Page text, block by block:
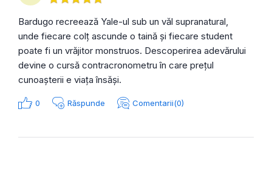
Bardugo recreează Yale-ul sub un văl supranatural,
unde fiecare colț ascunde o taină și fiecare student
poate fi un vrăjitor monstruos. Descoperirea adevărului
devine o cursă contracronometru în care prețul
cunoașterii e viața însăși.
0 Răspunde Comentarii(0)